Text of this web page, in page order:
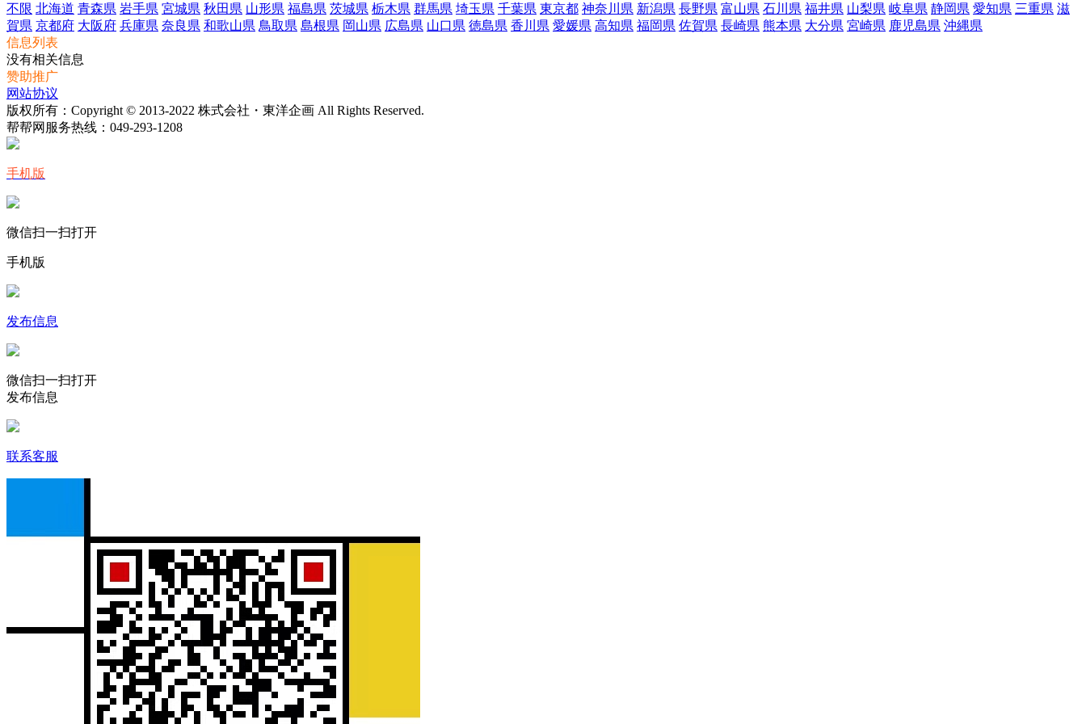
不限 北海道 青森県 岩手県 宮城県 秋田県 山形県 福島県 茨城県 栃木県 群馬県 埼玉県 千葉県 東京都 神奈川県 新潟県 長野県 富山県 石川県 福井県 山梨県 岐阜県 静岡県 愛知県 三重県 滋
賀県 京都府 大阪府 兵庫県 奈良県 和歌山県 鳥取県 島根県 岡山県 広島県 山口県 徳島県 香川県 愛媛県 高知県 福岡県 佐賀県 長崎県 熊本県 大分県 宮崎県 鹿児島県 沖縄県
信息列表
没有相关信息
赞助推广
网站协议
版权所有：Copyright © 2013-2022 株式会社・東洋企画 All Rights Reserved.
帮帮网服务热线： 049-293-1208
手机版
微信扫一扫打开
手机版
发布信息
微信扫一扫打开
发布信息
联系客服